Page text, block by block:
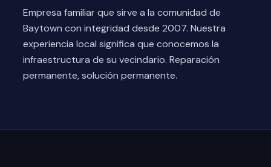
Empresa familiar que sirve a la comunidad de
Baytown con integridad desde 2007. Nuestra
experiencia local significa que conocemos la
infraestructura de su vecindario. Reparación
permanente, solución permanente.